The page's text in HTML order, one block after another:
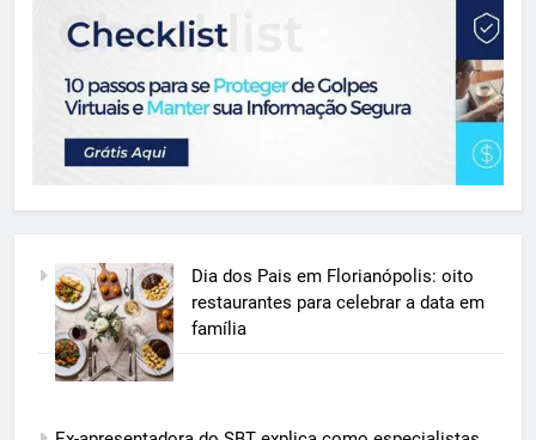
Dia dos Pais em Florianópolis: oito
restaurantes para celebrar a data em
família